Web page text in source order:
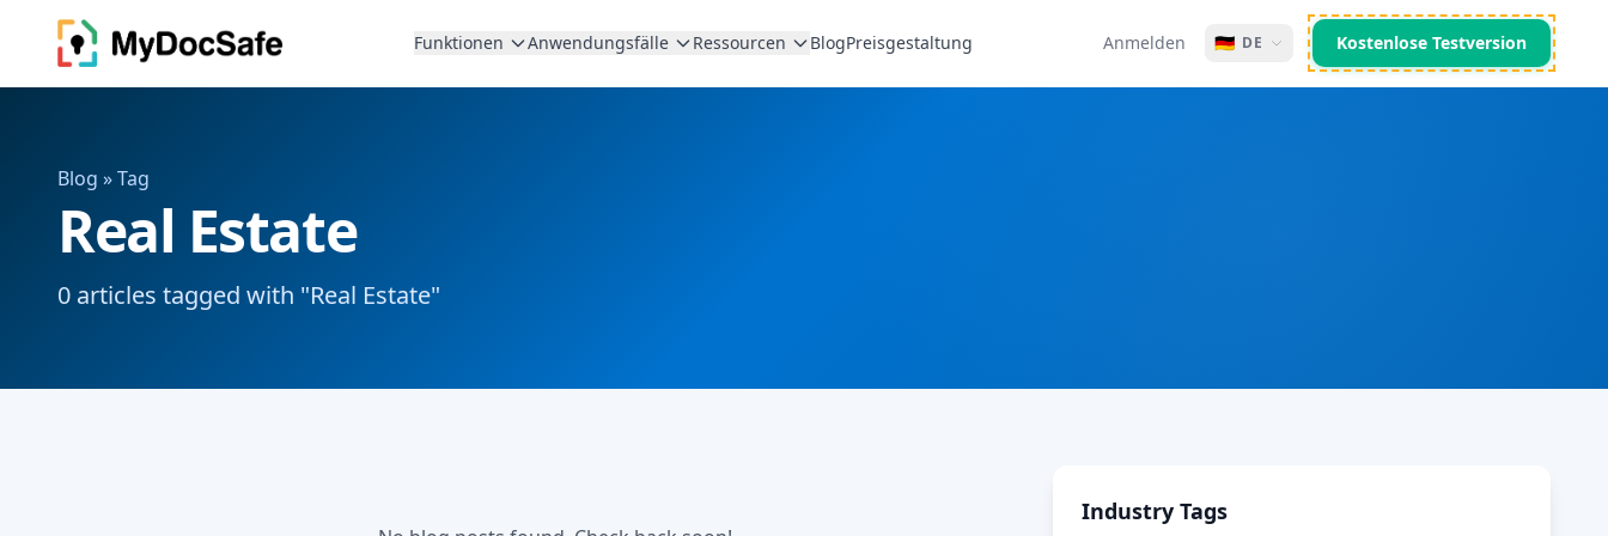
Funktionen Anwendungsfälle Ressourcen BlogPreisgestaltung Anmelden 🇩🇪 DE Kostenlose Testversion
Blog » Tag
Real Estate
0 articles tagged with "Real Estate"
Industry Tags